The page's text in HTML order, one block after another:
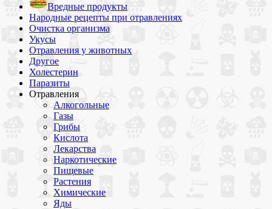
Вредные продукты
Народные рецепты при отравлениях
Очистка организма
Укусы
Отравления у животных
Другое
Холестерин
Паразиты
Отравления
Алкогольные
Газы
Грибы
Кислота
Лекарства
Наркотические
Пищевые
Растения
Химические
Яды